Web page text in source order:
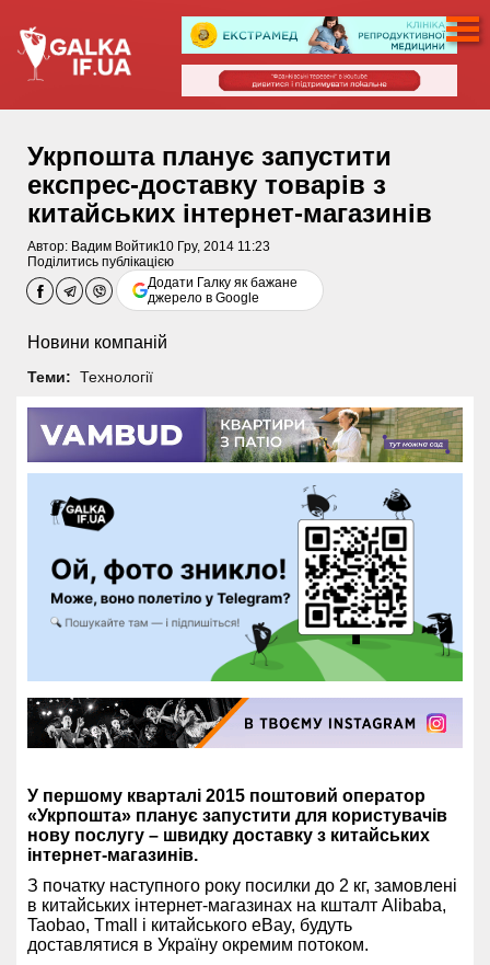
Укрпошта планує запустити
експрес-доставку товарів з
китайських інтернет-магазинів
Автор: Вадим Войтик10 Гру, 2014 11:23
Поділитись публікацією
Додати Галку як бажане
джерело в Google
Новини компаній
Теми: Технології
У першому кварталі 2015 поштовий оператор
«Укрпошта» планує запустити для користувачів
нову послугу – швидку доставку з китайських
інтернет-магазинів.
З початку наступного року посилки до 2 кг, замовлені
в китайських інтернет-магазинах на кшталт Alibaba,
Taobao, Tmall і китайського eBay, будуть
доставлятися в Україну окремим потоком.